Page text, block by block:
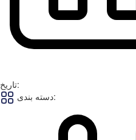
تاریخ:
دسته بندی: